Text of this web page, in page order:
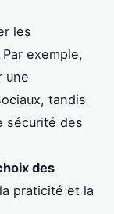
les
exemple,
une
tandis
sécurité des
des
praticité et la